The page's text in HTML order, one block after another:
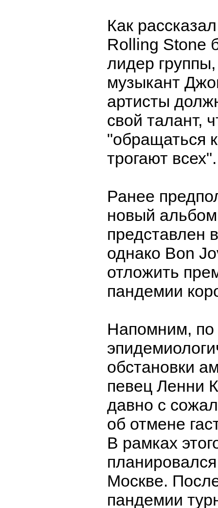
Как
Rolling Stone
лидер
музыкант
артисты
свой талант,
"обращаться
трогают всех".
Ранее
новый
представлен
однако Bon
отложить
пандемии
Напомним, по
обстановки
певец Ленни
давно с
об отмене
В рамках
Москве.
пандемии